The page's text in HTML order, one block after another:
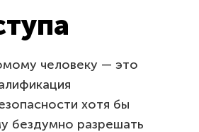
человеку — это
хотя бы
бездумно разрешать